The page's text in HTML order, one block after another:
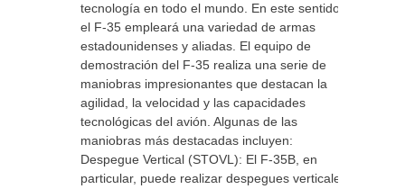
tecnología en todo el mundo. En este sentido,
el F-35 empleará una variedad de armas
estadounidenses y aliadas. El equipo de
demostración del F-35 realiza una serie de
maniobras impresionantes que destacan la
agilidad, la velocidad y las capacidades
tecnológicas del avión. Algunas de las
maniobras más destacadas incluyen:
Despegue Vertical (STOVL): El F-35B, en
particular, puede realizar despegues verticales,